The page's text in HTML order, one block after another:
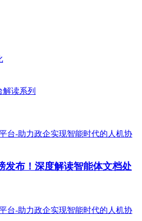
读系列
发布！深度解读智能体文档处